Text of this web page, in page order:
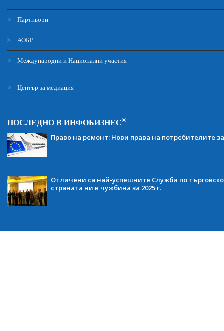
Партньори
АОБР
Международни и Национални участия
Център за медиация
ПОСЛЕДНО В ИНФОБИЗНЕС®
Право на ремонт: Нови права на потребителите
Отличени са най-успешните Служби по
страната ни в чужбина за 2025 г.